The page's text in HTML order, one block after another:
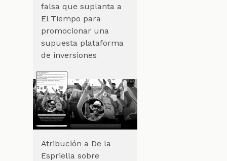
falsa que suplanta a
El Tiempo para
promocionar una
supuesta plataforma
de inversiones
Atribución a De la
Espriella sobre